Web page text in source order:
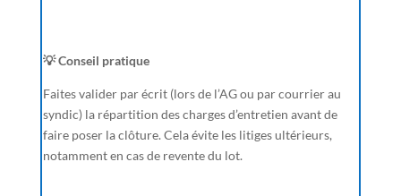
💡 Conseil pratique
Faites valider par écrit (lors de l’AG ou par courrier au
syndic) la répartition des charges d’entretien avant de
faire poser la clôture. Cela évite les litiges ultérieurs,
notamment en cas de revente du lot.